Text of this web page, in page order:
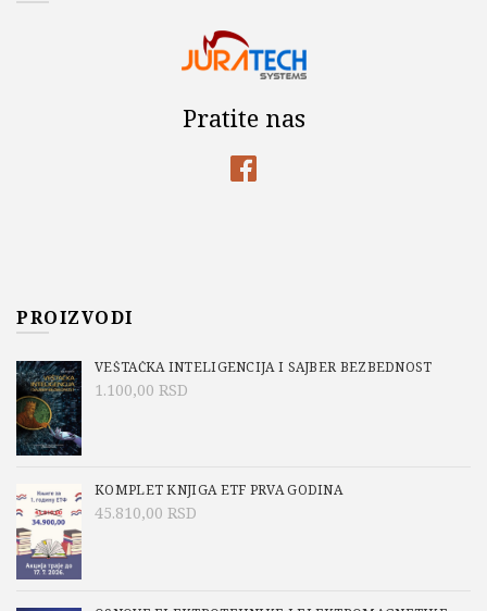
Pratite nas
PROIZVODI
VEŠTAČKA INTELIGENCIJA I SAJBER BEZBEDNOST
1.100,00 RSD
KOMPLET KNJIGA ETF PRVA GODINA
45.810,00 RSD